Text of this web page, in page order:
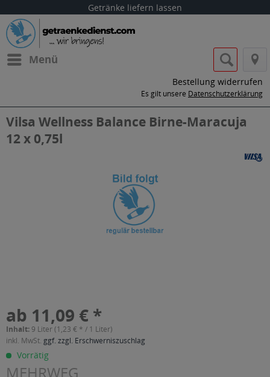
Getränke liefern lassen
Menü
Bestellung widerrufen
Es gilt unsere Datenschutzerklärung
Vilsa Wellness Balance Birne-Maracuja
12 x 0,75l
ab 11,09 € *
Inhalt: 9 Liter (1,23 € * / 1 Liter)
inkl. MwSt. ggf. zzgl. Erschwerniszuschlag
Vorrätig
MEHRWEG